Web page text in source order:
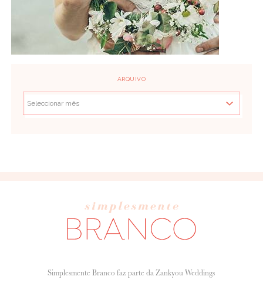
ARQUIVO
Simplesmente Branco faz parte da Zankyou Weddings